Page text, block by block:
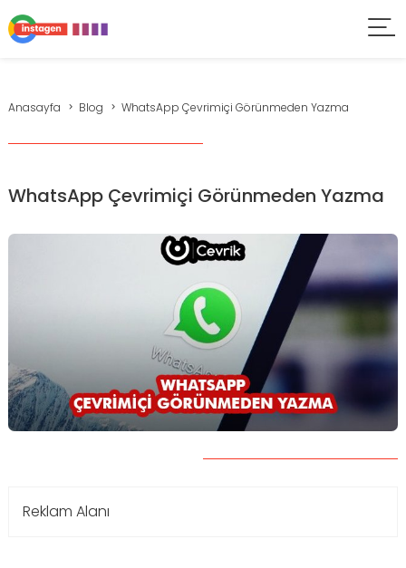
Anasayfa Blog WhatsApp Çevrimiçi Görünmeden Yazma
WhatsApp Çevrimiçi Görünmeden Yazma
Reklam Alanı